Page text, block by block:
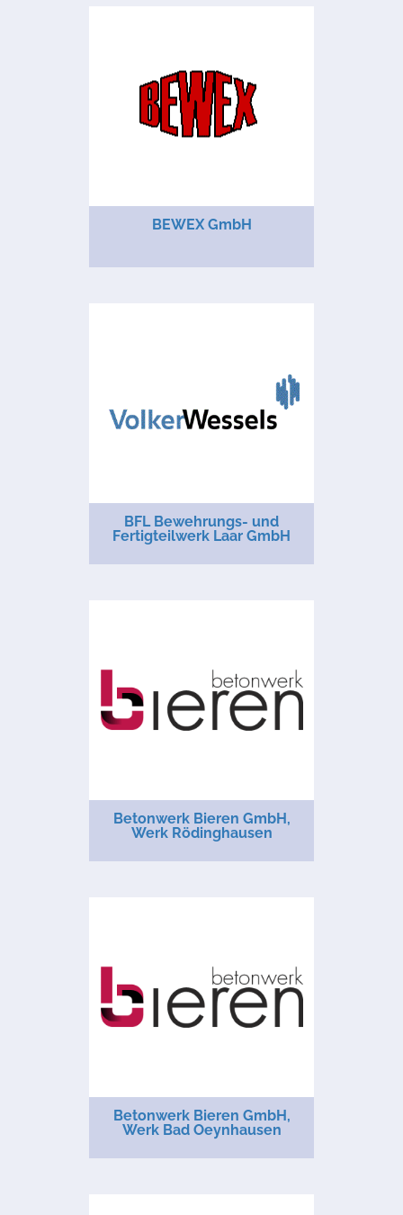
BEWEX GmbH
BFL Bewehrungs- und
Fertigteilwerk Laar GmbH
Betonwerk Bieren GmbH,
Werk Rödinghausen
Betonwerk Bieren GmbH,
Werk Bad Oeynhausen